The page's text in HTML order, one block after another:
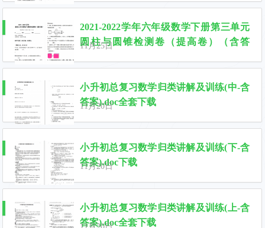
2021-2022学年六年级数学下册第三单元
圆柱与圆锥检测卷（提高卷）（含答
11月25日
小升初总复习数学归类讲解及训练(中-含
答案).doc全套下载
11月20日
小升初总复习数学归类讲解及训练(下-含
答案).doc下载
11月20日
小升初总复习数学归类讲解及训练(上-含
答案).doc全套下载